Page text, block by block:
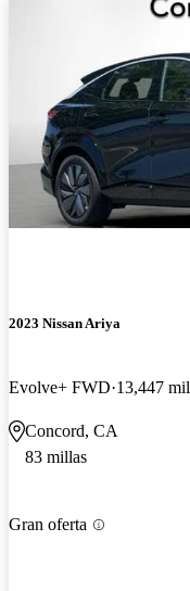
2023 Nissan Ariya
Evolve+ FWD 13,447
Concord, CA
83 millas
Gran oferta